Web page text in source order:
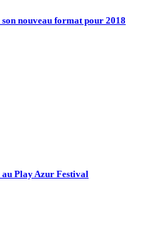
nouveau format pour 2018
au Play Azur Festival